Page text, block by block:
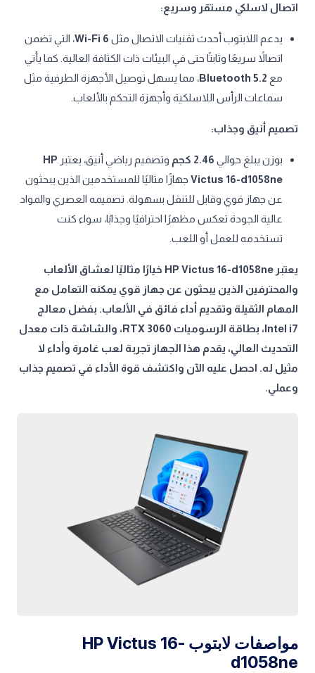
اتصال لاسلكي مستقر وسريع:
يدعم اللابتوب أحدث تقنيات الاتصال مثل Wi-Fi 6، التي تضمن
اتصالاً سريعًا وثابتًا حتى في البيئات ذات الكثافة العالية. كما يأتي
مع Bluetooth 5.2، مما يسهل توصيل الأجهزة الطرفية مثل
سماعات الرأس اللاسلكية وأجهزة التحكم بالألعاب.
تصميم أنيق وجذاب:
بوزن يبلغ حوالي 2.46 كجم وتصميم رياضي أنيق، يعتبر HP
Victus 16-d1058ne جهازًا مثاليًا للمستخدمين الذين يبحثون
عن جهاز قوي وقابل للتنقل بسهولة. تصميمه العصري والمواد
عالية الجودة تعكس مظهرًا احترافيًا وجذابًا، سواء كنت
تستخدمه للعمل أو اللعب.
يعتبر HP Victus 16-d1058ne خيارًا مثاليًا لعشاق الألعاب
والمحترفين الذين يبحثون عن جهاز قوي يمكنه التعامل مع
المهام الثقيلة وتقديم أداء فائق في الألعاب. بفضل معالج
Intel i7، بطاقة الرسوميات RTX 3060، والشاشة ذات معدل
التحديث العالي، يقدم هذا الجهاز تجربة لعب غامرة وأداء لا
مثيل له. احصل عليه الآن واكتشف قوة الأداء في تصميم جذاب
وعملي.
مواصفات لابتوب HP Victus 16-
d1058ne